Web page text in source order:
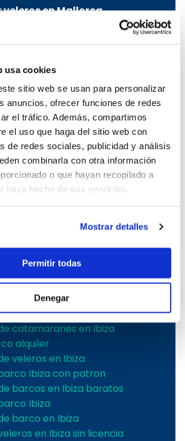
usa cookies
sitio web se usan para personalizar
anuncios, ofrecer funciones de redes
el tráfico. Además, compartimos
el uso que haga del sitio web con
de redes sociales, publicidad y análisis
combinarla con otra información
o que hayan recopilado a
haya hecho de sus servicios.
Mostrar detalles
Permitir todas
Denegar
en Mallorca
en Pollensa
velero en Alcudia
Mallorca
Mallorca
goletas en el Mediterráneo
goletas en Turquía
goletas en Croacia
de goletas en Italia
barcos en Ibiza
yates en Ibiza
Ibiza
barcos en Ibiza
catamaranes en Ibiza
alquiler
veleros en Ibiza
Ibiza con patron
barcos en Ibiza baratos
Ibiza
barco en Ibiza
en Ibiza sin licencia